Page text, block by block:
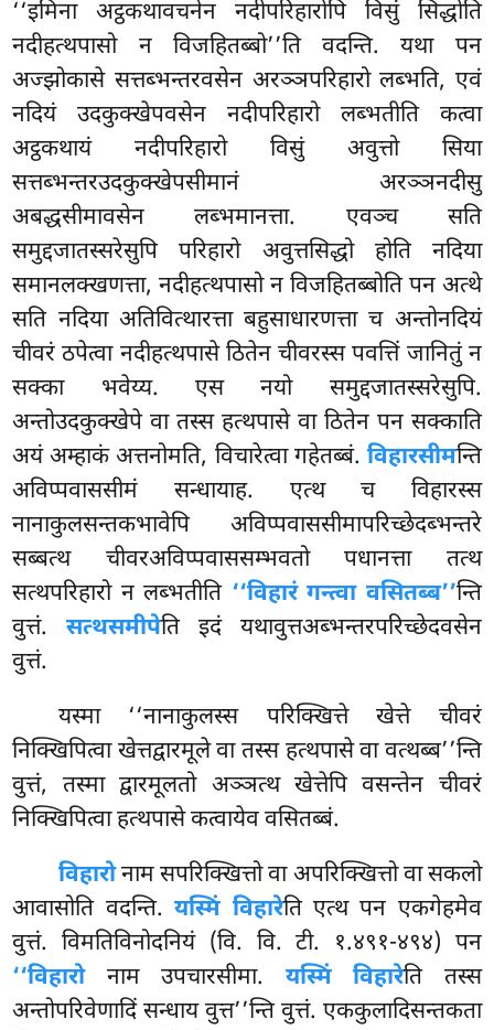
‘‘इमिना अट्ठकथावचनेन नदीपरिहारोपि विसुं सिद्धोति
नदीहत्थपासो न विजहितब्बो’’ति वदन्ति. यथा पन
अज्झोकासे सत्तब्भन्तरवसेन अरञ्ञपरिहारो लब्भति, एवं
नदियं उदकुक्खेपवसेन नदीपरिहारो लब्भतीति कत्वा
अट्ठकथायं नदीपरिहारो विसुं अवुत्तो सिया
सत्तब्भन्तरउदकुक्खेपसीमानं अरञ्ञनदीसु
अबद्धसीमावसेन लब्भमानत्ता. एवञ्च सति
समुद्दजातस्सरेसुपि परिहारो अवुत्तसिद्धो होति नदिया
समानलक्खणत्ता, नदीहत्थपासो न विजहितब्बोति पन अत्थे
सति नदिया अतिवित्थारत्ता बहुसाधारणत्ता च अन्तोनदियं
चीवरं ठपेत्वा नदीहत्थपासे ठितेन चीवरस्स पवत्तिं जानितुं न
सक्का भवेय्य. एस नयो समुद्दजातस्सरेसुपि.
अन्तोउदकुक्खेपे वा तस्स हत्थपासे वा ठितेन पन सक्काति
अयं अम्हाकं अत्तनोमति, विचारेत्वा गहेतब्बं. विहारसीमन्ति
अविप्पवाससीमं सन्धायाह. एत्थ च विहारस्स
नानाकुलसन्तकभावेपि अविप्पवाससीमापरिच्छेदब्भन्तरे
सब्बत्थ चीवरअविप्पवाससम्भवतो पधानत्ता तत्थ
सत्थपरिहारो न लब्भतीति ‘‘विहारं गन्त्वा वसितब्ब’’न्ति
वुत्तं.सत्थसमीपेति इदं यथावुत्तअब्भन्तरपरिच्छेदवसेन
वुत्तं.
यस्मा ‘‘नानाकुलस्स परिक्खित्ते खेत्ते चीवरं
निक्खिपित्वा खेत्तद्वारमूले वा तस्स हत्थपासे वा वत्थब्ब’’न्ति
वुत्तं, तस्मा द्वारमूलतो अञ्ञत्थ खेत्तेपि वसन्तेन चीवरं
निक्खिपित्वा हत्थपासे कत्वायेव वसितब्बं.
विहारोनाम सपरिक्खित्तो वा अपरिक्खित्तो वा सकलो
आवासोति वदन्ति.यस्मिं विहारेति एत्थ पन एकगेहमेव
वुत्तं. विमतिविनोदनियं (वि. वि. टी. १.४९१-४९४) पन
‘‘विहारोनाम उपचारसीमा. यस्मिं विहारेति तस्स
अन्तोपरिवेणादिं सन्धाय वुत्त’’न्ति वुत्तं. एककुलादिसन्तकता